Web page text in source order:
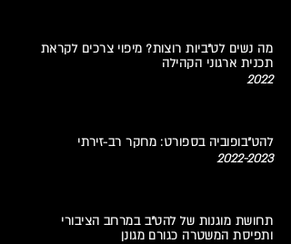
מה נשים לט"ביות רוצות? מיפוי צרכים לקראת
תכנית ארגוני הקהילה
2022
להט"בופוביה בספורט: מחקר רב-זירתי
2022-2023
תחושת מוגנות של להט"ב במרחב הציבורי
ותפיסת המשטרה כגורם מגונן